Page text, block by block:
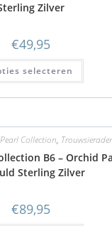
Zilver
€49,95
selecteren
Pearl Collection,
B6 – Orchid
Sterling Zilver
€89,95